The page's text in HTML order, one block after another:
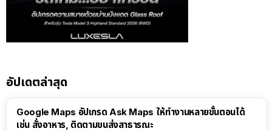
อัปเดตล่าสุด
Google Maps อัปเกรด Ask Maps ให้ทำงานหลายขั้นตอนได้
เช่น สั่งอาหาร, ติดตามขนส่งสาธารณะ